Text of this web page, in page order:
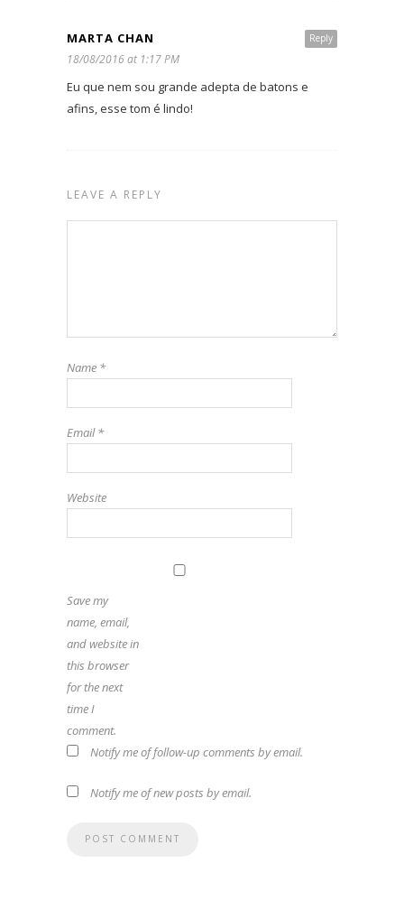
Reply
MARTA CHAN
18/08/2016 at 1:17 PM
Eu que nem sou grande adepta de batons e
afins, esse tom é lindo!
LEAVE A REPLY
Name *
Email*
Website
Save my
name, email,
and website in
this browser
for the next
time I
comment.
Notify me of follow-up comments by email.
Notify me of new posts by email.